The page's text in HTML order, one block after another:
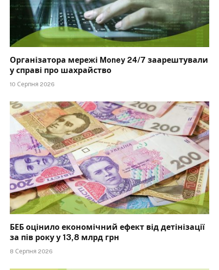
Організатора мережі Money 24/7 заарештували
у справі про шахрайство
10 Серпня 2026
БЕБ оцінило економічний ефект від детінізації
за пів року у 13,8 млрд грн
8 Серпня 2026